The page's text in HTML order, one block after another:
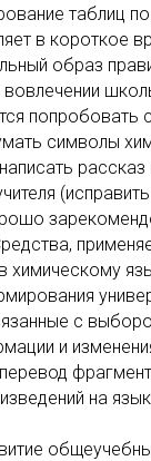
таблиц
в короткое
образ
попробовать
символы
химическому
с
и
на